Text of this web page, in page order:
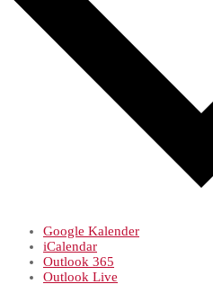
Google Kalender
iCalendar
Outlook 365
Outlook Live